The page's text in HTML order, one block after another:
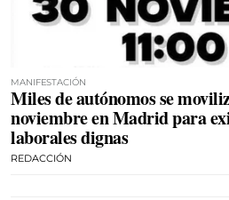
MANIFESTACIÓN
Miles de autónomos se
noviembre en Madrid para
laborales dignas
REDACCIÓN